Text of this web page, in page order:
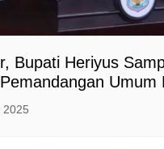
Bupati Heriyus
Umum
2025